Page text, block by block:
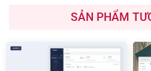
SẢN PHẨM